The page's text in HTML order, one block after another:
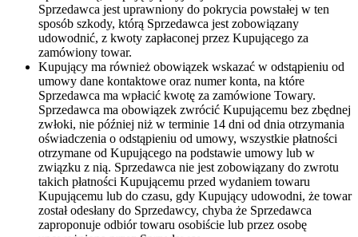
Sprzedawca jest uprawniony do pokrycia powstałej w ten
sposób szkody, którą Sprzedawca jest zobowiązany
udowodnić, z kwoty zapłaconej przez Kupującego za
zamówiony towar.
Kupujący ma również obowiązek wskazać w odstąpieniu od
umowy dane kontaktowe oraz numer konta, na które
Sprzedawca ma wpłacić kwotę za zamówione Towary.
Sprzedawca ma obowiązek zwrócić Kupującemu bez zbędnej
zwłoki, nie później niż w terminie 14 dni od dnia otrzymania
oświadczenia o odstąpieniu od umowy, wszystkie płatności
otrzymane od Kupującego na podstawie umowy lub w
związku z nią. Sprzedawca nie jest zobowiązany do zwrotu
takich płatności Kupującemu przed wydaniem towaru
Kupującemu lub do czasu, gdy Kupujący udowodni, że towar
został odesłany do Sprzedawcy, chyba że Sprzedawca
zaproponuje odbiór towaru osobiście lub przez osobę